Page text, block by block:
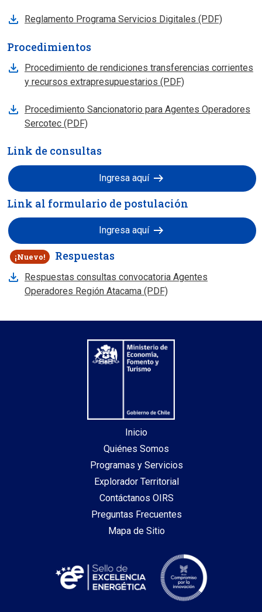
Reglamento Programa Servicios Digitales (PDF)
Procedimientos
Procedimiento de rendiciones transferencias corrientes
y recursos extrapresupuestarios (PDF)
Procedimiento Sancionatorio para Agentes Operadores
Sercotec (PDF)
Link de consultas
Ingresa aquí arrow_right_alt
Link al formulario de postulación
Ingresa aquí arrow_right_alt
¡Nuevo! Respuestas
Respuestas consultas convocatoria Agentes
Operadores Región Atacama (PDF), abre en nueva
Inicio
Quiénes Somos
Programas y Servicios
Explorador Territorial
Contáctanos OIRS
Preguntas Frecuentes
Mapa de Sitio